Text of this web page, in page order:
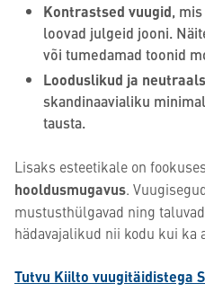
Kontrastsed vuugid,
loovad julgeid jooni.
või tumedamad toonid
Looduslikud ja
skandinaavialiku
tausta.
Lisaks esteetikale on
hooldusmugavus.
mustusthülgavad ning
hädavajalikud nii kodu kui
Tutvu Kiilto vuugitäidistega